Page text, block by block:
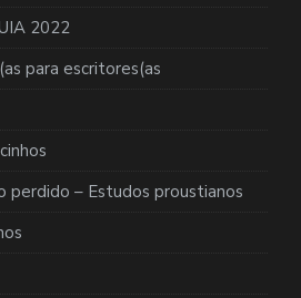
2022
para escritores(as
perdido – Estudos proustianos